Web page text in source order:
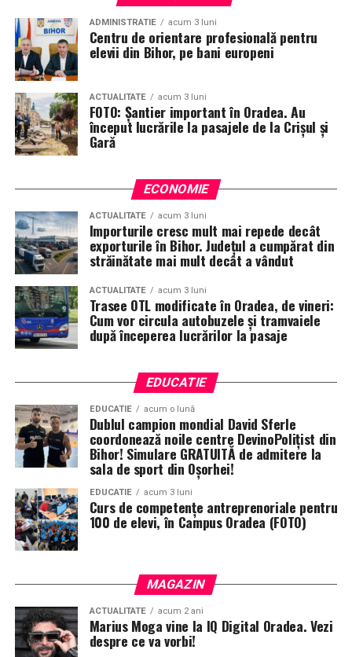
ADMINISTRATIE acum 3 luni
Centru de orientare profesională pentru
elevii din Bihor, pe bani europeni
ACTUALITATE acum 3 luni
FOTO: Șantier important în Oradea. Au
început lucrările la pasajele de la Crișul și
Gară
ECONOMIE
ACTUALITATE acum 3 luni
Importurile cresc mult mai repede decât
exporturile în Bihor. Județul a cumpărat din
străinătate mai mult decât a vândut
ACTUALITATE acum 3 luni
Trasee OTL modificate în Oradea, de vineri:
Cum vor circula autobuzele și tramvaiele
după începerea lucrărilor la pasaje
EDUCATIE
EDUCATIE acum o lună
Dublul campion mondial David Sferle
coordonează noile centre DevinoPolițist din
Bihor! Simulare GRATUITĂ de admitere la
sala de sport din Oșorhei!
EDUCATIE acum 3 luni
Curs de competențe antreprenoriale pentru
100 de elevi, în Campus Oradea (FOTO)
MAGAZIN
ACTUALITATE acum 2 ani
Marius Moga vine la IQ Digital Oradea. Vezi
despre ce va vorbi!